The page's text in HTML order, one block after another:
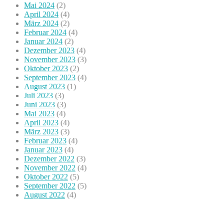
Mai 2024 (2)
April 2024 (4)
März 2024 (2)
Februar 2024 (4)
Januar 2024 (2)
Dezember 2023 (4)
November 2023 (3)
Oktober 2023 (2)
September 2023 (4)
August 2023 (1)
Juli 2023 (3)
Juni 2023 (3)
Mai 2023 (4)
April 2023 (4)
März 2023 (3)
Februar 2023 (4)
Januar 2023 (4)
Dezember 2022 (3)
November 2022 (4)
Oktober 2022 (5)
September 2022 (5)
August 2022 (4)